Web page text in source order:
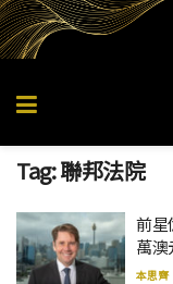
Tag:聯邦法院
前星
萬
本思齊